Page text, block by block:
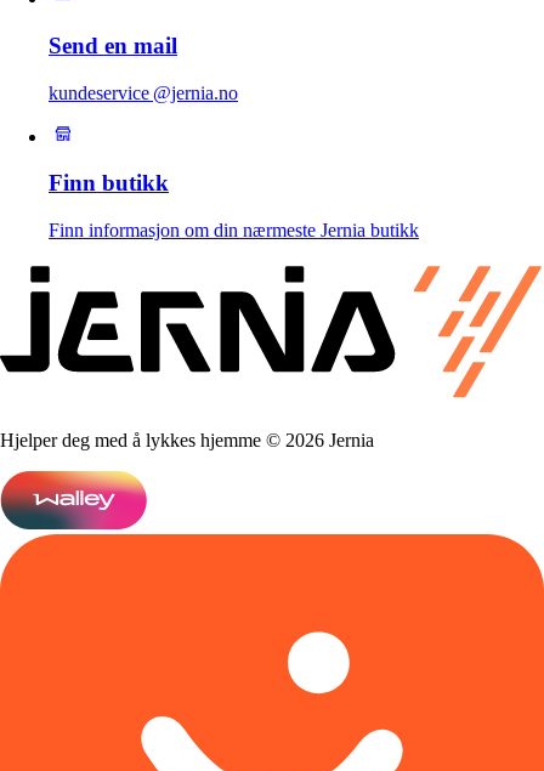
Send en mail
kundeservice @jernia.no
Finn butikk
Finn informasjon om din nærmeste Jernia butikk
Hjelper deg med å lykkes hjemme © 2026 Jernia